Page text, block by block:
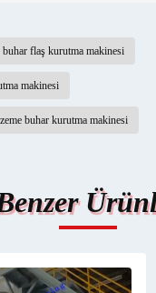
flaş kurutma makinesi
makinesi
buhar kurutma makinesi